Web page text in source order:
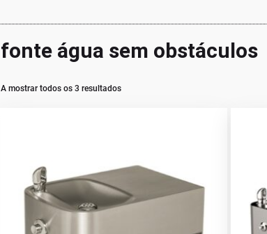
fonte água sem obstáculos
A mostrar todos os 3 resultados